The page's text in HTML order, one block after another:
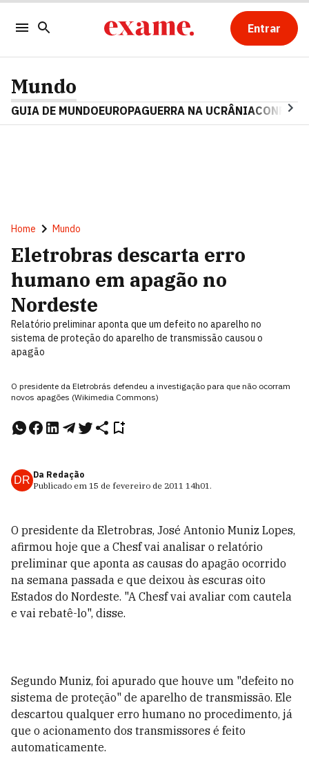
Entrar
Mundo
GUIA DE MUNDOEUROPAGUERRA NA UCRÂNIA
Home Mundo
Eletrobras descarta erro
humano em apagão no
Nordeste
Relatório preliminar aponta que um defeito no aparelho no
sistema de proteção do aparelho de transmissão causou o
apagão
O presidente da Eletrobrás defendeu a investigação para que não ocorram
novos apagões (Wikimedia Commons)
DR Da Redação
Publicado em 15 de fevereiro de 2011 14h01.
O presidente da Eletrobras, José Antonio Muniz Lopes,
afirmou hoje que a Chesf vai analisar o relatório
preliminar que aponta as causas do apagão ocorrido
na semana passada e que deixou às escuras oito
Estados do Nordeste. "A Chesf vai avaliar com cautela
e vai rebatê-lo", disse.
Segundo Muniz, foi apurado que houve um "defeito no
sistema de proteção" de aparelho de transmissão. Ele
descartou qualquer erro humano no procedimento, já
que o acionamento dos transmissores é feito
automaticamente.